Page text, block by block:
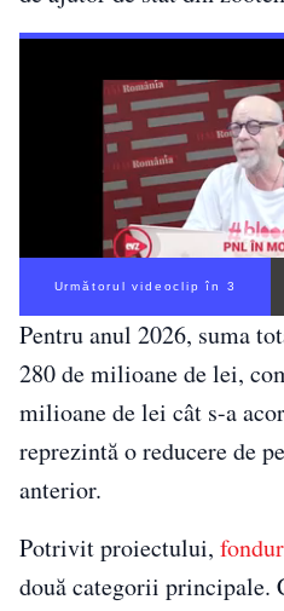
Următorul videoclip în 2
Pentru anul 2026, suma
280 de milioane de lei,
milioane de lei cât s-a
reprezintă o reducere de
anterior.
Potrivit proiectului,
două categorii principale.